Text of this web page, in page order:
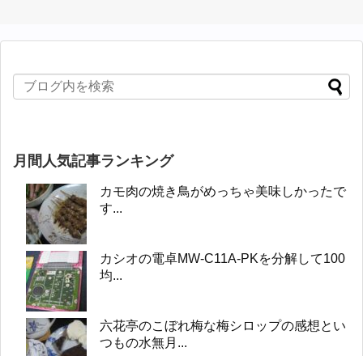
月間人気記事ランキング
カモ肉の焼き鳥がめっちゃ美味しかったで
す...
カシオの電卓MW-C11A-PKを分解して100
均...
六花亭のこぼれ梅な梅シロップの感想とい
つもの水無月...